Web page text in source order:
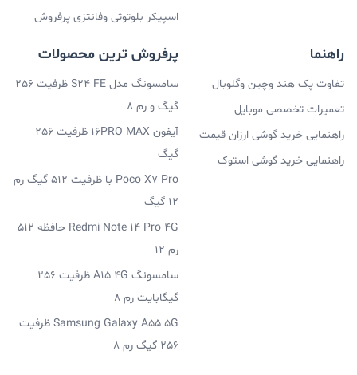
اسپیکر بلوتوثی وفانتزی پرفروش
راهنما
تفاوت پک هند وچین وگلوبال
تعمیرات تخصصی موبایل
راهنمایی خرید گوشی ارزان قیمت
راهنمایی خرید گوشی استوک
پرفروش ترین محصولات
سامسونگ مدل S24 FE ظرفیت 256
گیگ و رم 8
آیفون 16PRO MAX ظرفیت 256
گیگ
Poco X7 Pro با ظرفیت 512 گیگ رم
12 گیگ
Redmi Note 14 Pro 4G حافظه 512
رم 12
سامسونگ A15 4G ظرفیت 256
گیگابایت رم 8
Samsung Galaxy A55 5G ظرفیت
256 گیگ رم 8